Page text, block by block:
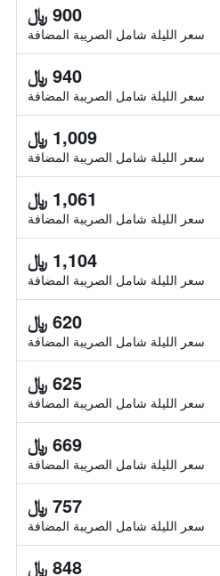
900 ﷼
سعر الليلة شامل الصريبة المضافة
940 ﷼
سعر الليلة شامل الصريبة المضافة
1,009 ﷼
سعر الليلة شامل الصريبة المضافة
1,061 ﷼
سعر الليلة شامل الصريبة المضافة
1,104 ﷼
سعر الليلة شامل الصريبة المضافة
620 ﷼
سعر الليلة شامل الصريبة المضافة
625 ﷼
سعر الليلة شامل الصريبة المضافة
669 ﷼
سعر الليلة شامل الصريبة المضافة
757 ﷼
سعر الليلة شامل الصريبة المضافة
848 ﷼